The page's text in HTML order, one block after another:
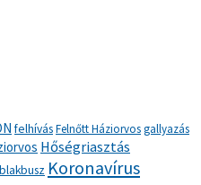
felhívásFelnőtt Háziorvosgallyazás
Hőségriasztás
Koronavírus